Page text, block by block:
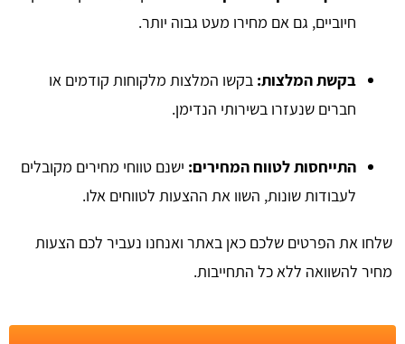
חיוביים, גם אם מחירו מעט גבוה יותר.
בקשת המלצות: בקשו המלצות מלקוחות קודמים או
חברים שנעזרו בשירותי הנדימן.
התייחסות לטווח המחירים: ישנם טווחי מחירים מקובלים
לעבודות שונות, השוו את ההצעות לטווחים אלו.
שלחו את הפרטים שלכם כאן באתר ואנחנו נעביר לכם הצעות
מחיר להשוואה ללא כל התחייבות.